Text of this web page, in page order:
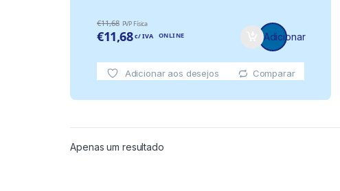
€11,68 PVP Física
€11,68 c/ IVA ONLINE Adicionar
Adicionar aos desejos Comparar
Apenas um resultado